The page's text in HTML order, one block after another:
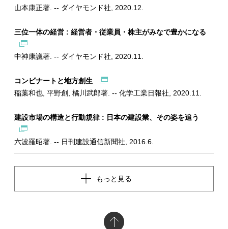
山本康正著. -- ダイヤモンド社, 2020.12.
三位一体の経営 : 経営者・従業員・株主がみなで豊かになる
中神康議著. -- ダイヤモンド社, 2020.11.
コンビナートと地方創生
稲葉和也, 平野創, 橘川武郎著. -- 化学工業日報社, 2020.11.
建設市場の構造と行動規律 : 日本の建設業、その姿を追う
六波羅昭著. -- 日刊建設通信新聞社, 2016.6.
もっと見る